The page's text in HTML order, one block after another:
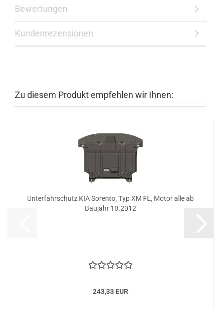
Bewertungen
Kundenrezensionen
Zu diesem Produkt empfehlen wir Ihnen:
Unterfahrschutz KIA Sorento, Typ XM FL, Motor alle ab
Baujahr 10.2012
243,33 EUR